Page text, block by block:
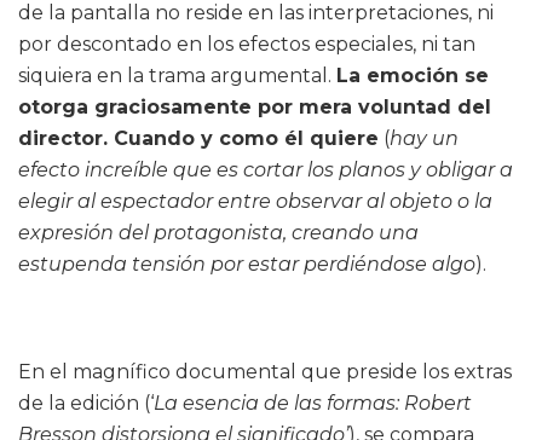
de la pantalla no reside en las interpretaciones, ni
por descontado en los efectos especiales, ni tan
siquiera en la trama argumental. La emoción se
otorga graciosamente por mera voluntad del
director. Cuando y como él quiere (hay un
efecto increíble que es cortar los planos y obligar a
elegir al espectador entre observar al objeto o la
expresión del protagonista, creando una
estupenda tensión por estar perdiéndose algo).
En el magnífico documental que preside los extras
de la edición (‘La esencia de las formas: Robert
Bresson distorsiona el significado’), se compara